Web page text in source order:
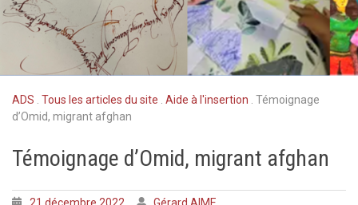
ADS Tous les articles du site Aide à l'insertion
Témoignage
d’Omid, migrant afghan
Témoignage d’Omid, migrant afghan